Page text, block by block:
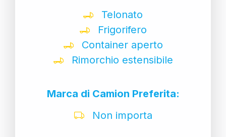
Telonato
Frigorifero
Container aperto
Rimorchio estensibile
Marca di Camion Preferita:
Non importa